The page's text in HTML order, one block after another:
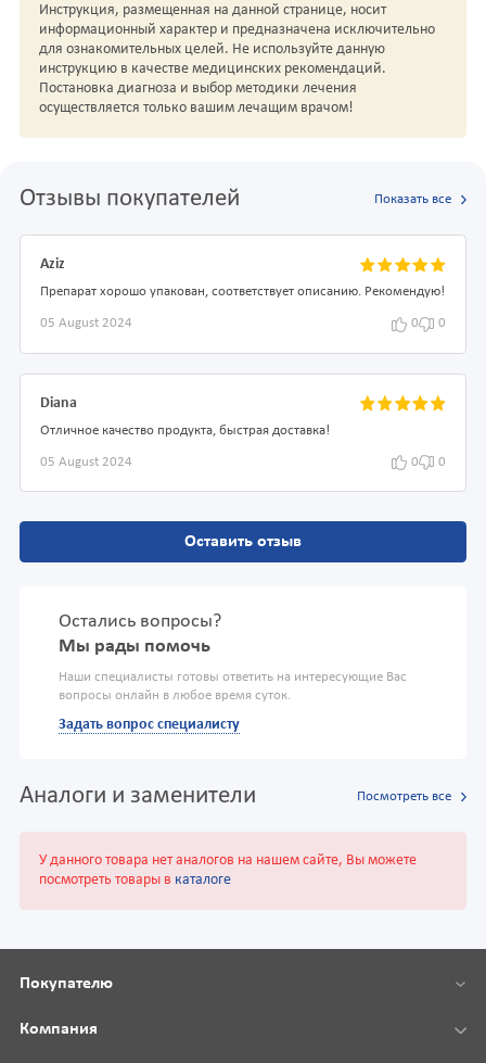
Инструкция, размещенная на данной странице, носит
информационный характер и предназначена исключительно
для ознакомительных целей. Не используйте данную
инструкцию в качестве медицинских рекомендаций.
Постановка диагноза и выбор методики лечения
осуществляется только вашим лечащим врачом!
Отзывы покупателей Показать все
Aziz
Препарат хорошо упакован, соответствует описанию. Рекомендую!
05 August 2024 0 0
Diana
Отличное качество продукта, быстрая доставка!
05 August 2024 0 0
Оставить отзыв
Остались вопросы?
Мы рады помочь
Наши специалисты готовы ответить на интересующие Вас
вопросы онлайн в любое время суток.
Задать вопрос специалисту
Аналоги и заменители Посмотреть все
У данного товара нет аналогов на нашем сайте, Вы можете
посмотреть товары в каталоге
Покупателю
Компания